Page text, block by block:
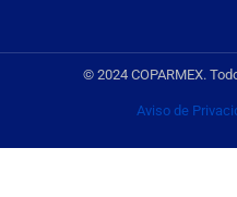
© 2024 COPARMEX.
Aviso de